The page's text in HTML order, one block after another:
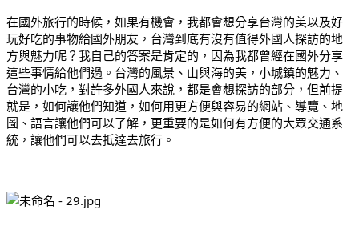
在國外旅行的時候，如果有機會，我都會想分享台灣的美以及好
玩好吃的事物給國外朋友，台灣到底有沒有值得外國人探訪的地
方與魅力呢？我自己的答案是肯定的，因為我都曾經在國外分享
這些事情給他們過。台灣的風景、山與海的美，小城鎮的魅力、
台灣的小吃，對許多外國人來說，都是會想探訪的部分，但前提
就是，如何讓他們知道，如何用更方便與容易的網站、導覽、地
圖、語言讓他們可以了解，更重要的是如何有方便的大眾交通系
統，讓他們可以去抵達去旅行。